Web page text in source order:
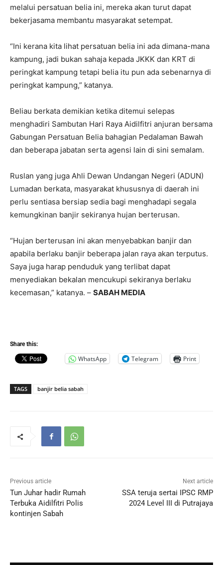
melalui persatuan belia ini, mereka akan turut dapat
bekerjasama membantu masyarakat setempat.
“Ini kerana kita lihat persatuan belia ini ada dimana-mana
kampung, jadi bukan sahaja kepada JKKK dan KRT di
peringkat kampung tetapi belia itu pun ada sebenarnya di
peringkat kampung,” katanya.
Beliau berkata demikian ketika ditemui selepas
menghadiri Sambutan Hari Raya Aidilfitri anjuran bersama
Gabungan Persatuan Belia bahagian Pedalaman Bawah
dan beberapa jabatan serta agensi lain di sini semalam.
Ruslan yang juga Ahli Dewan Undangan Negeri (ADUN)
Lumadan berkata, masyarakat khususnya di daerah ini
perlu sentiasa bersiap sedia bagi menghadapi segala
kemungkinan banjir sekiranya hujan berterusan.
“Hujan berterusan ini akan menyebabkan banjir dan
apabila berlaku banjir beberapa jalan raya akan terputus.
Saya juga harap penduduk yang terlibat dapat
menyediakan bekalan mencukupi sekiranya berlaku
kecemasan,” katanya. – SABAH MEDIA
Share this:
WhatsApp Telegram Print
TAGS banjir belia sabah
Previous article
Tun Juhar hadir Rumah
Terbuka Aidilfitri Polis
kontinjen Sabah
Next article
SSA teruja sertai IPSC RMP
2024 Level III di Putrajaya